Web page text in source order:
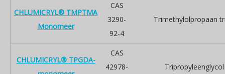
CHLUMICRYL® TMPTMA
Monomeer
CAS
3290-
92-4
Trimethylolpropaan
CHLUMICRYL® TPGDA-
CAS
42978-